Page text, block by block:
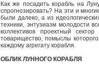
Как же посадить корабль на
спрогнозировать? На эти и
были далеко, а из
техники, энтузиазм молодости
коллективов проектный
товарищество, помыслы
каждому агрегату корабля.
ОБЛИК ЛУННОГО КОРАБЛЯ